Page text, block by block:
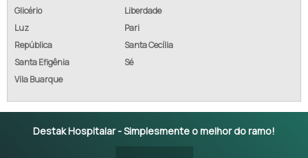
Glicério
Liberdade
Luz
Pari
República
Santa Cecília
Santa Efigênia
Sé
Vila Buarque
Destak Hospitalar - Simplesmente o melhor do ramo!